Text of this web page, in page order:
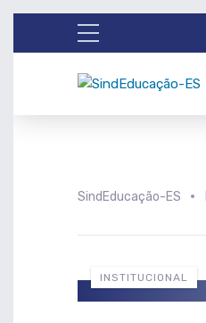
SindEducação-ES
INSTITUCIONAL